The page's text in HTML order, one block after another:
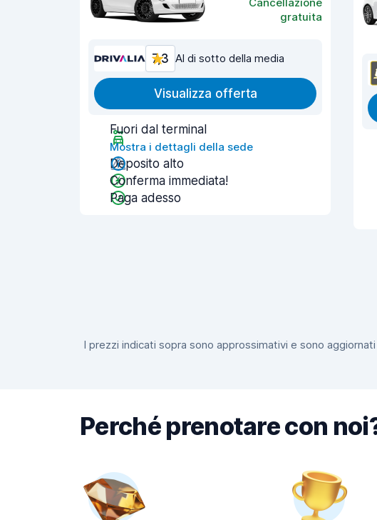
gratuita
7,3 Al di sotto della media
Visualizza offerta
Fuori dal terminal
Mostra i dettagli della sede
Deposito alto
Conferma immediata!
Paga adesso
I prezzi indicati sopra sono approssimativi e sono
Perché prenotare con